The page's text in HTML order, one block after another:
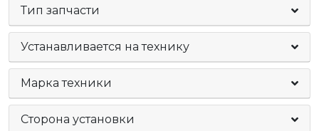
Тип запчасти
Устанавливается на технику
Марка техники
Сторона установки